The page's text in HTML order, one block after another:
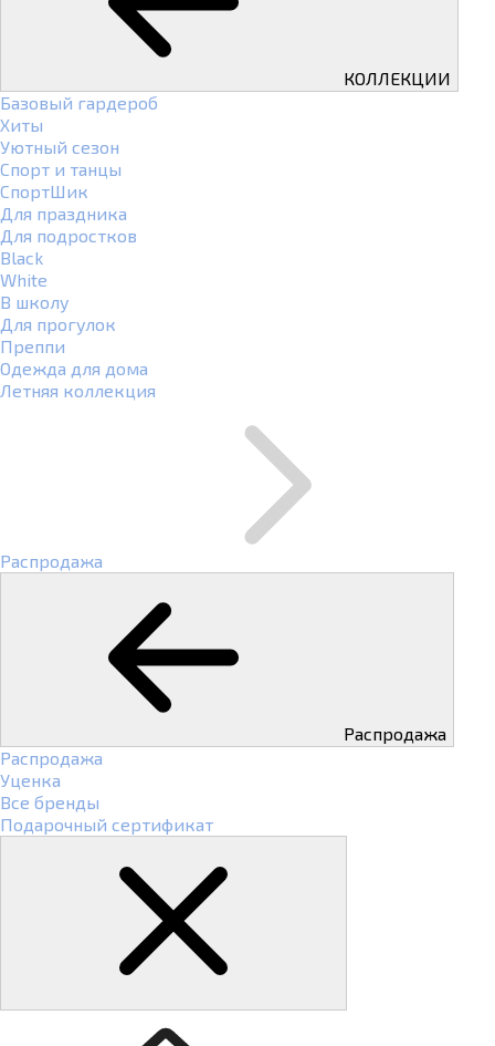
КОЛЛЕКЦИИ
Базовый гардероб
Хиты
Уютный сезон
Спорт и танцы
СпортШик
Для праздника
Для подростков
Black
White
В школу
Для прогулок
Преппи
Одежда для дома
Летняя коллекция
Распродажа
Распродажа
Распродажа
Уценка
Все бренды
Подарочный сертификат